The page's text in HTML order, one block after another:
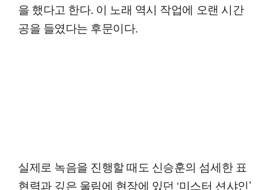
을 했다고 한다. 이 노래 역시 작업에 오랜 시간
공을 들였다는 후문이다.
실제로 녹음을 진행할 때도 신승훈의 섬세한 표
현력과 깊은 울림에 현장에 있던 ‘미스터 션샤인’